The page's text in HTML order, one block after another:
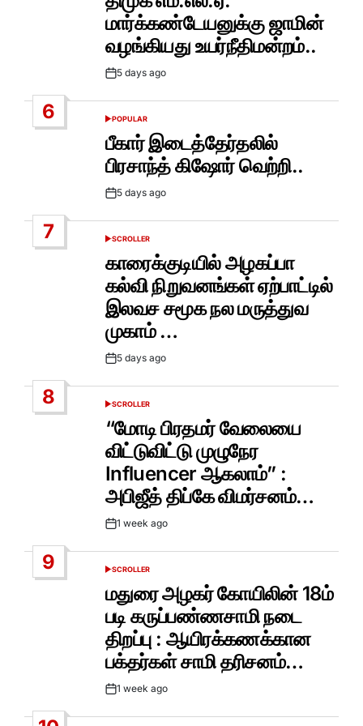
மார்க்கண்டேயனுக்கு ஜாமின்
வழங்கியது உயர்நீதிமன்றம்..
Post5 days ago
6
POSTED
POPULAR
பீகார் இடைத்தேர்தலில்
பிரசாந்த் கிஷோர் வெற்றி..
Post5 days ago
7
POSTED
SCROLLER
காரைக்குடியில் அழகப்பா
கல்வி நிறுவனங்கள் ஏற்பாட்டில்
இலவச சமூக நல மருத்துவ
முகாம் …
Post5 days ago
8
POSTED
SCROLLER
“மோடி பிரதமர் வேலையை
விட்டுவிட்டு முழுநேர
Influencer ஆகலாம்” :
அபிஜீத் திப்கே விமர்சனம்…
Post1 week ago
9
POSTED
SCROLLER
மதுரை அழகர் கோயிலின் 18ம்
படி கருப்பண்ணசாமி நடை
திறப்பு : ஆயிரக்கணக்கான
பக்தர்கள் சாமி தரிசனம்…
Post1 week ago